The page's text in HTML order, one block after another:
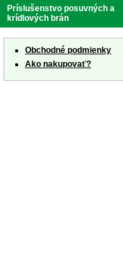
Príslušenstvo posuvných a
krídlových brán
Obchodné podmienky
Ako nakupovať?